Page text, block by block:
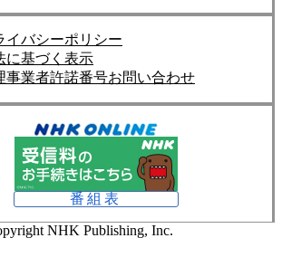
イバシーポリシー
に基づく表示
事業者許諾番号お問い合わせ
番組表
NHK Publishing, Inc.